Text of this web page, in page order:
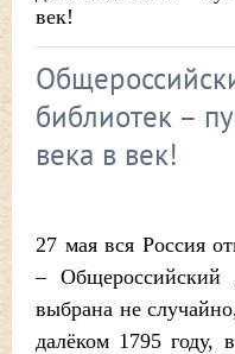
век!
библиотек –
века в век!
27 мая вся Россия
– Общероссийский
выбрана не
далёком 1795 году,